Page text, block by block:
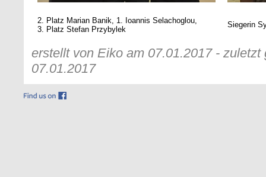
2. Platz Marian Banik, 1. Ioannis Selachoglou,
3. Platz Stefan Przybylek
Siegerin
erstellt von Eiko am 07.01.2017 -
07.01.2017